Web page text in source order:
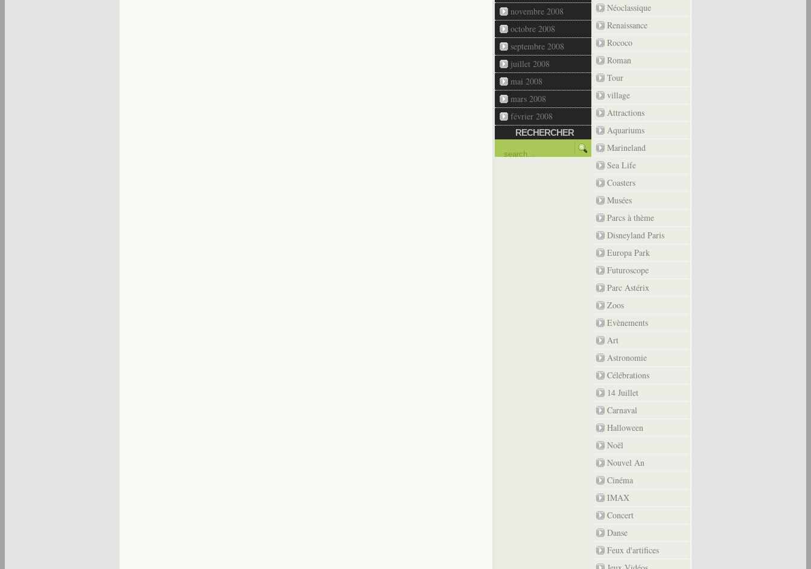
novembre 2008
octobre 2008
septembre 2008
juillet 2008
mai 2008
mars 2008
février 2008
RECHERCHER
Néoclassique
Renaissance
Rococo
Roman
Tour
village
Attractions
Aquariums
Marineland
Sea Life
Coasters
Musées
Parcs à thème
Disneyland Paris
Europa Park
Futuroscope
Parc Astérix
Zoos
Evènements
Art
Astronomie
Célébrations
14 Juillet
Carnaval
Halloween
Noël
Nouvel An
Cinéma
IMAX
Concert
Danse
Feux d'artifices